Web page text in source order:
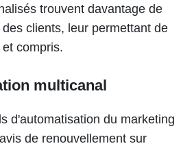
trouvent davantage de
clients, leur permettant de
compris.
multicanal
d'automatisation du marketing
de renouvellement sur